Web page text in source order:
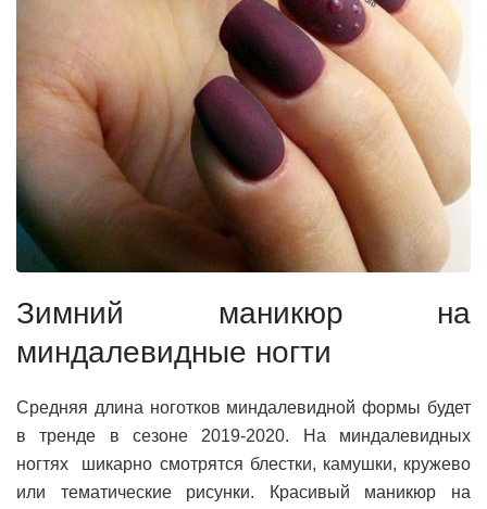
Зимний маникюр на
миндалевидные ногти
Средняя длина ноготков миндалевидной формы будет
в тренде в сезоне 2019-2020. На миндалевидных
ногтях шикарно смотрятся блестки, камушки, кружево
или тематические рисунки. Красивый маникюр на